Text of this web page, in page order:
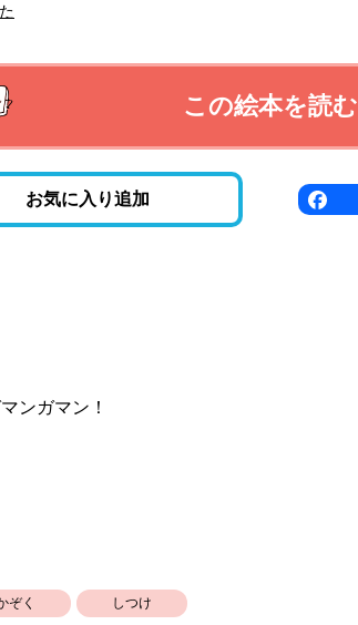
この絵本を読む
お気に入り追加
ンガマン！
ぞく しつけ